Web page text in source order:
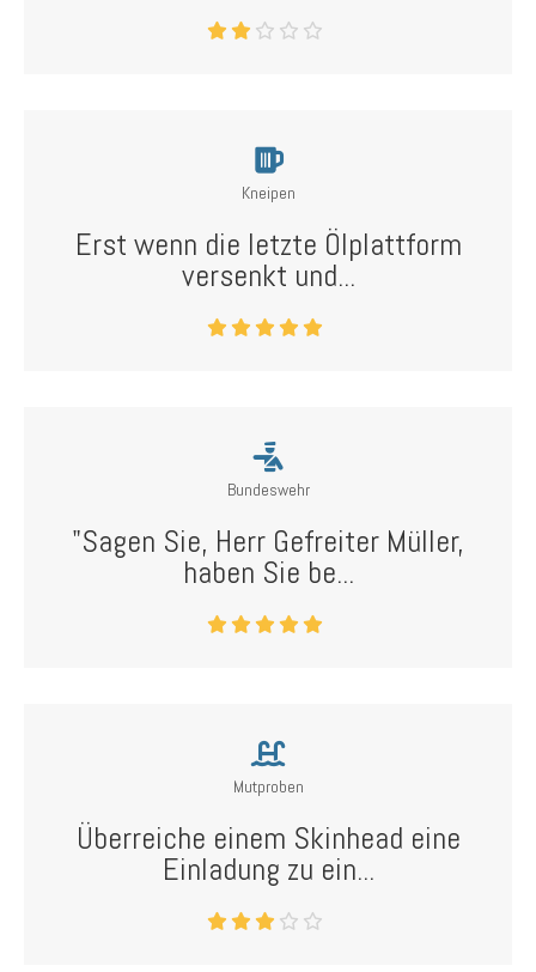
Kneipen
Erst wenn die letzte Ölplattform
versenkt und...
Bundeswehr
"Sagen Sie, Herr Gefreiter Müller,
haben Sie be...
Mutproben
Überreiche einem Skinhead eine
Einladung zu ein...